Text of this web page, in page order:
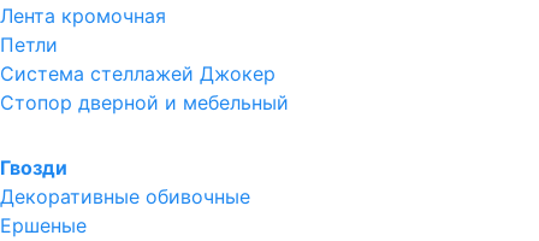
Лента кромочная
Петли
Система стеллажей Джокер
Стопор дверной и мебельный
Гвозди
Декоративные обивочные
Ершеные